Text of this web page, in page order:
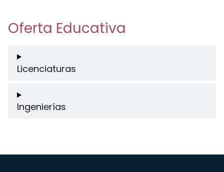
Oferta Educativa
Licenciaturas
Ingenierías